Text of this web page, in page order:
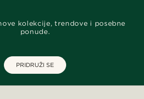
kolekcije, trendove i posebne
ponude.
PRIDRUŽI SE